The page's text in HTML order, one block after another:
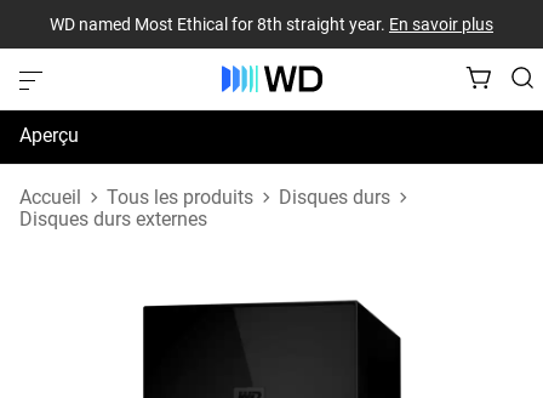
WD named Most Ethical for 8th straight year. En savoir plus
Aperçu
Caractéristiques techniques
Accueil Tous les produits
Disques durs
Disques durs externes